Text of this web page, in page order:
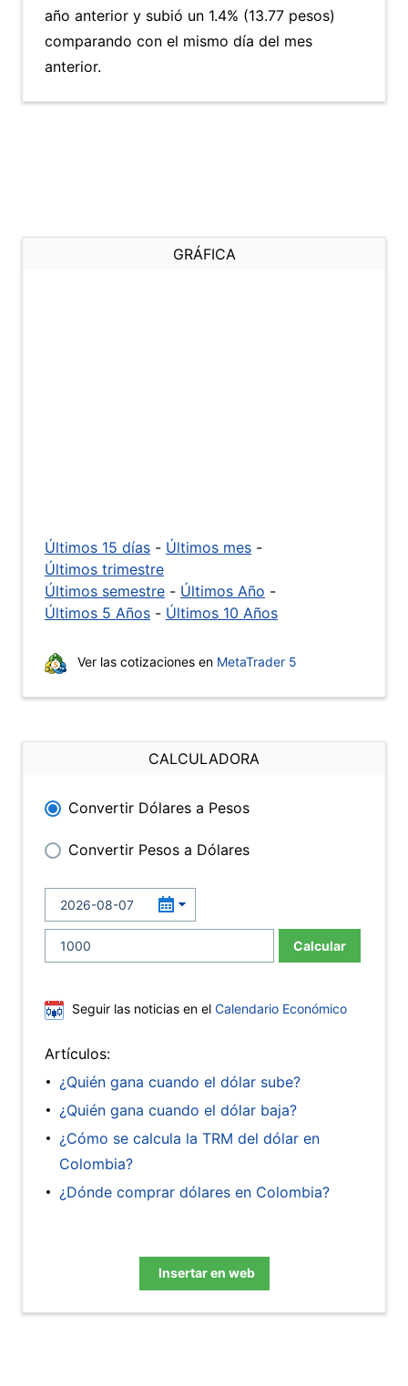
año anterior y subió un 1.4% (13.77 pesos)
comparando con el mismo día del mes
anterior.
GRÁFICA
Últimos 15 días - Últimos mes -
Últimos trimestre
Últimos semestre - Últimos Año -
Últimos 5 Años - Últimos 10 Años
Ver las cotizaciones en MetaTrader 5
CALCULADORA
Convertir Dólares a Pesos
Convertir Pesos a Dólares
Calcular
Seguir las noticias en el Calendario Económico
Artículos:
¿Quién gana cuando el dólar sube?
¿Quién gana cuando el dólar baja?
¿Cómo se calcula la TRM del dólar en
Colombia?
¿Dónde comprar dólares en Colombia?
Insertar en web